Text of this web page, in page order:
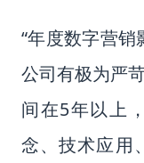
“年度数字营销
公司有极为严
间在5年以上
念、技术应用